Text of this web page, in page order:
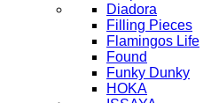
Diadora
Filling Pieces
Flamingos Life
Found
Funky Dunky
HOKA